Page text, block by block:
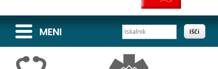
MENI Iskalnik